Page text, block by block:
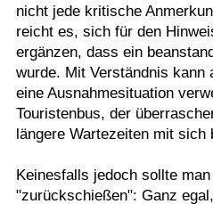
nicht jede kritische
reicht es, sich für den
ergänzen, dass ein
wurde. Mit Verständnis kann
eine Ausnahmesituation
Touristenbus, der
längere Wartezeiten mit sich
Keinesfalls jedoch sollte
"zurückschießen": Ganz